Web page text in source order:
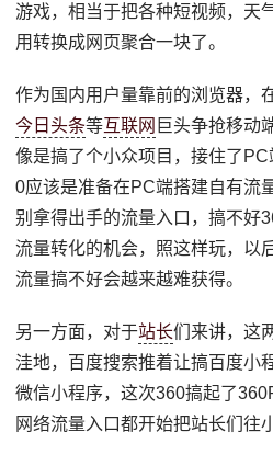
游戏，相当于把各种短视频，天
用转换成网页聚合一块了。
作为国内用户量靠前的浏览器，
今日头条等互联网 巨头争抢移动
像是搞了个小众项目，接住了
0应该是准备在PC端搭建自有流
别拿得出手的流量入口，搞不好
流量转化的机会，照这样玩，以
流量搞不好会越来越难获得。
另一方面，对于站长们来讲，这
洼地，百度搜索推着让搞百度小
微信小程序，这次360搞起了
网络流量入口都开始把站长们往